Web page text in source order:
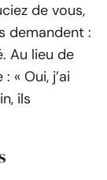
de vous,
demandent :
Au lieu de
« Oui, j’ai
ils